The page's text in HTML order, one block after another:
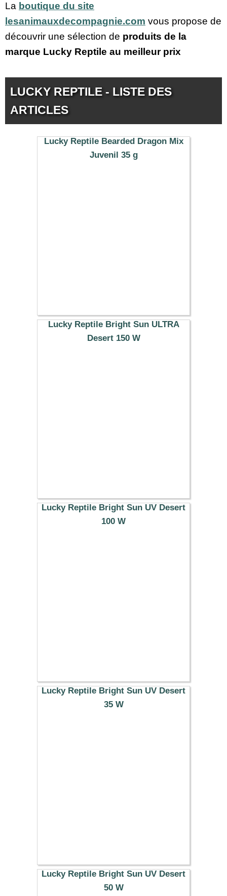
La boutique du site
lesanimauxdecompagnie.com vous propose de
découvrir une sélection de produits de la
marque Lucky Reptile au meilleur prix
LUCKY REPTILE - LISTE DES
ARTICLES
Lucky Reptile Bearded Dragon Mix
Juvenil 35 g
Lucky Reptile Bright Sun ULTRA
Desert 150 W
Lucky Reptile Bright Sun UV Desert
100 W
Lucky Reptile Bright Sun UV Desert
35 W
Lucky Reptile Bright Sun UV Desert
50 W